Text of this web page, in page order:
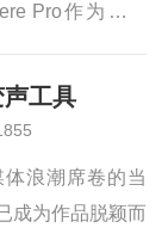
Pro作为专业
而却步。其实，
工具
浪潮席卷的当
成为作品脱颖而